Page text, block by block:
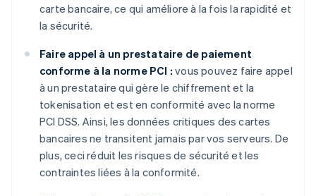
carte bancaire, ce qui améliore à la fois la rapidité et
la sécurité.
Faire appel à un prestataire de paiement
conforme à la norme PCI : vous pouvez faire appel
à un prestataire qui gère le chiffrement et la
tokenisation et est en conformité avec la norme
PCI DSS. Ainsi, les données critiques des cartes
bancaires ne transitent jamais par vos serveurs. De
plus, ceci réduit les risques de sécurité et les
contraintes liées à la conformité.